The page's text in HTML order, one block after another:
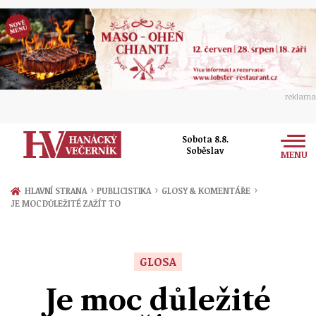
reklama
Sobota 8.8.
Soběslav
MENU
Zprávy
Ekonomika
Ženy
HLAVNÍ STRANA › PUBLICISTIKA › GLOSY & KOMENTÁŘE ›
JE MOC DŮLEŽITÉ ZAŽÍT TO
GLOSA
Je moc důležité